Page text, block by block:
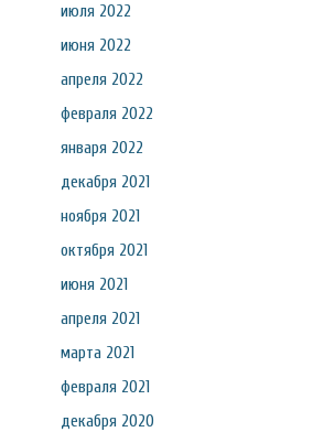
июля 2022
июня 2022
апреля 2022
февраля 2022
января 2022
декабря 2021
ноября 2021
октября 2021
июня 2021
апреля 2021
марта 2021
февраля 2021
декабря 2020